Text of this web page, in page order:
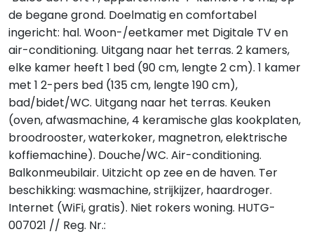
de begane grond. Doelmatig en comfortabel
ingericht: hal. Woon-/eetkamer met Digitale TV en
air-conditioning. Uitgang naar het terras. 2 kamers,
elke kamer heeft 1 bed (90 cm, lengte 2 cm). 1 kamer
met 1 2-pers bed (135 cm, lengte 190 cm),
bad/bidet/WC. Uitgang naar het terras. Keuken
(oven, afwasmachine, 4 keramische glas kookplaten,
broodrooster, waterkoker, magnetron, elektrische
koffiemachine). Douche/WC. Air-conditioning.
Balkonmeubilair. Uitzicht op zee en de haven. Ter
beschikking: wasmachine, strijkijzer, haardroger.
Internet (WiFi, gratis). Niet rokers woning. HUTG-
007021 // Reg. Nr.: